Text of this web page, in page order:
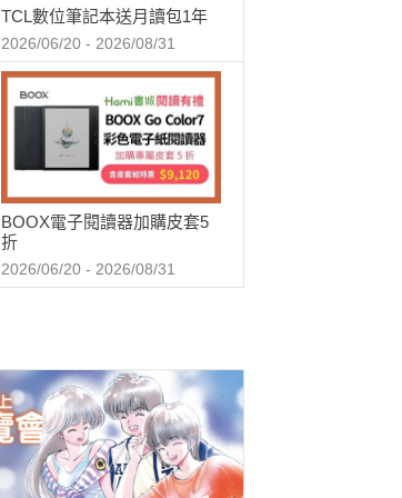
TCL數位筆記本送月讀包1年
2026/06/20 - 2026/08/31
BOOX電子閱讀器加購皮套5
折
2026/06/20 - 2026/08/31